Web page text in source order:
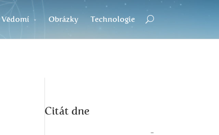
Vědomí Obrázky Technologie
Citát dne